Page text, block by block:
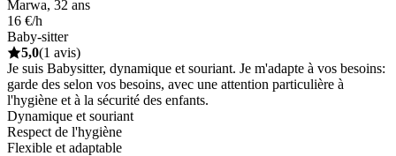
Marwa, 32 ans
16 €/h
Baby-sitter
5,0(1 avis)
Je suis Babysitter, dynamique et souriant. Je m'adapte à vos besoins:
garde des selon vos besoins, avec une attention particulière à
l'hygiène et à la sécurité des enfants.
Dynamique et souriant
Respect de l'hygiène
Flexible et adaptable